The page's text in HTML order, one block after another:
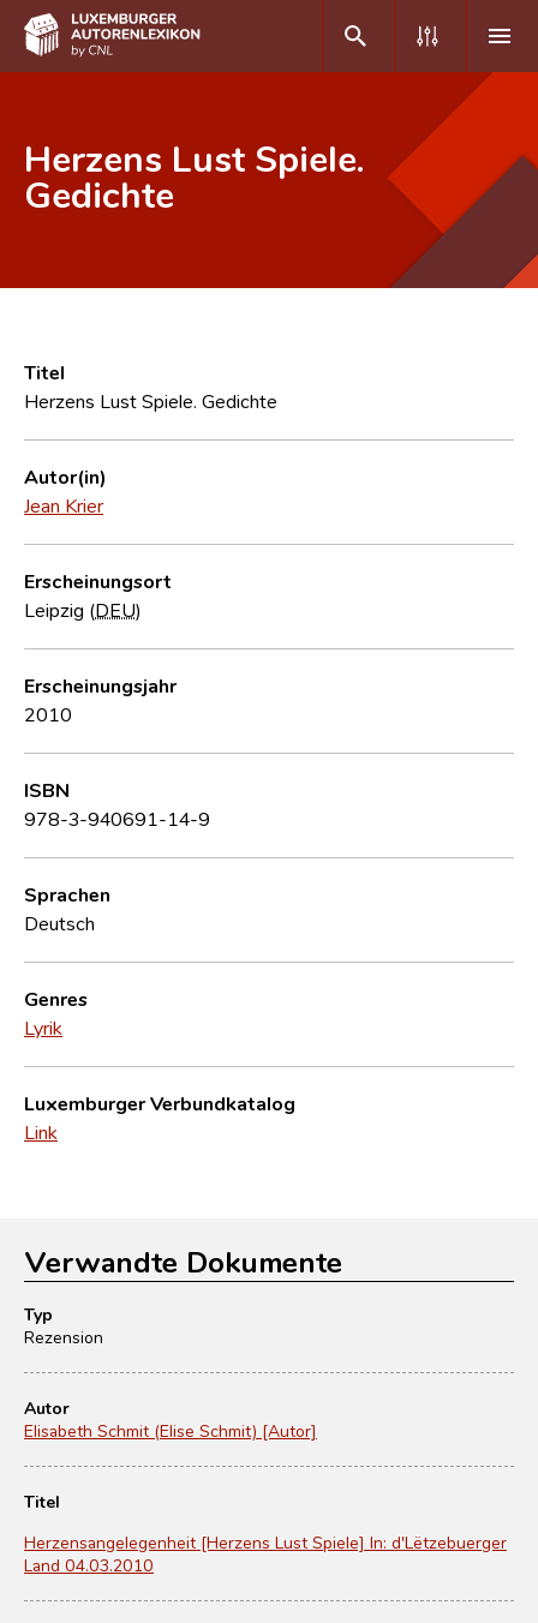
DE
Häufige Fragen und Antworten
CNL
Forschungsgruppe
Kontakt
Herzens Lust Spiele.
Gedichte
Titel
Herzens Lust Spiele. Gedichte
Autor(in)
Jean Krier
Erscheinungsort
Leipzig (DEU)
Erscheinungsjahr
2010
ISBN
978-3-940691-14-9
Sprachen
Deutsch
Genres
Lyrik
Luxemburger Verbundkatalog
Link
Verwandte Dokumente
Typ
Rezension
Autor
Elisabeth Schmit (Elise Schmit) [Autor]
Titel
Herzensangelegenheit [Herzens Lust Spiele] In: d'Lëtzebuerger
Land 04.03.2010